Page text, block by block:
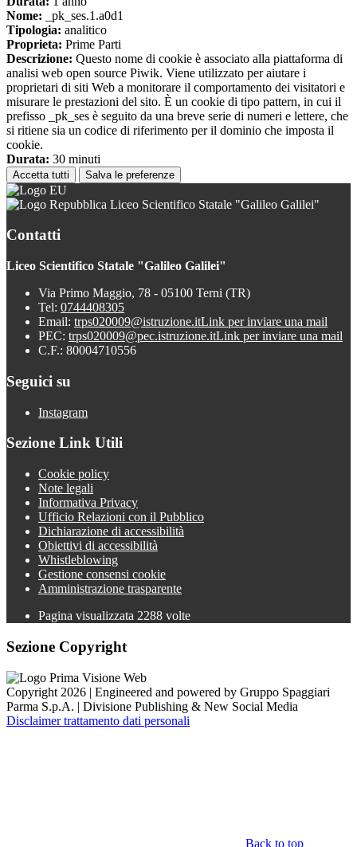
Nome: _pk_ses.1.a0d1
Tipologia: analitico
Proprieta: Prime Parti
Descrizione: Questo nome di cookie è associato alla piattaforma di
analisi web open source Piwik. Viene utilizzato per aiutare i
proprietari di siti Web a monitorare il comportamento dei visitatori e
misurare le prestazioni del sito. È un cookie di tipo pattern, in cui il
prefisso _pk_ses è seguito da una breve serie di numeri e lettere, che
si ritiene sia un codice di riferimento per il dominio che imposta il
cookie.
Durata: 30 minuti
Accetta tutti Salva le preferenze
Liceo Scientifico Statale "Galileo Galilei"
Contatti
Liceo Scientifico Statale "Galileo Galilei"
Via Primo Maggio, 78 - 05100 Terni (TR)
Tel: 0744408305
Email: trps020009@istruzione.itLink per inviare una mail
PEC: trps020009@pec.istruzione.itLink per inviare una mail
C.F.: 80004710556
Seguici su
Instagram
Sezione Link Utili
Cookie policy
Note legali
Informativa Privacy
Ufficio Relazioni con il Pubblico
Dichiarazione di accessibilità
Obiettivi di accessibilità
Whistleblowing
Gestione consensi cookie
Amministrazione trasparente
Pagina visualizzata 2288 volte
Sezione Copyright
Copyright 2026 | Engineered and powered by Gruppo Spaggiari
Parma S.p.A. | Divisione Publishing & New Social Media
Disclaimer trattamento dati personali
Back to top